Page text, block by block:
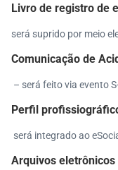
Livro de registro de
será suprido por meio
Comunicação de
– será feito via evento
Perfil
será integrado ao
Arquivos